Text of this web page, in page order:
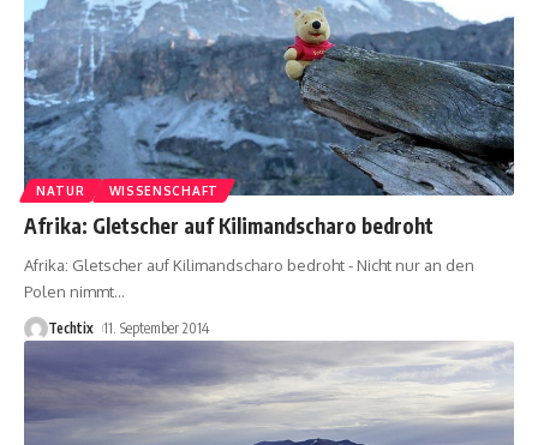
NATUR WISSENSCHAFT
Afrika: Gletscher auf Kilimandscharo bedroht
Afrika: Gletscher auf Kilimandscharo bedroht - Nicht nur an den
Polen nimmt…
Techtix 11. September 2014